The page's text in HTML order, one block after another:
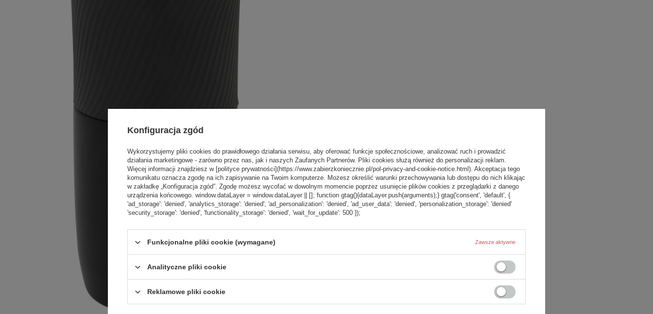
Konfiguracja zgód
Wykorzystujemy pliki cookies do prawidłowego działania serwisu, aby oferować funkcje społecznościowe, analizować ruch i prowadzić
działania marketingowe - zarówno przez nas, jak i naszych Zaufanych Partnerów. Pliki cookies służą również do personalizacji reklam.
Więcej informacji znajdziesz w [polityce prywatności](https://www.zabierzkoniecznie.pl/pol-privacy-and-cookie-notice.html). Akceptacja tego
komunikatu oznacza zgodę na ich zapisywanie na Twoim komputerze. Możesz określić warunki przechowywania lub dostępu do nich klikając
w zakładkę „Konfiguracja zgód”. Zgodę możesz wycofać w dowolnym momencie poprzez usunięcie plików cookies z przeglądarki z danego
urządzenia końcowego. window.dataLayer = window.dataLayer || []; function gtag(){dataLayer.push(arguments);} gtag('consent', 'default', {
'ad_storage': 'denied', 'analytics_storage': 'denied', 'ad_personalization': 'denied', 'ad_user_data': 'denied', 'personalization_storage': 'denied'
'security_storage': 'denied', 'functionality_storage': 'denied', 'wait_for_update': 500 });
Funkcjonalne pliki cookie (wymagane) Zawsze aktywne
Analityczne pliki cookie
Reklamowe pliki cookie